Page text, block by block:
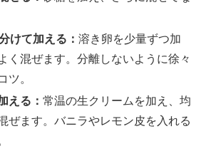
けて加える：溶き卵を少量ずつ加
く混ぜます。分離しないように徐々
ツ。
える：常温の生クリームを加え、均
ぜます。バニラやレモン皮を入れる